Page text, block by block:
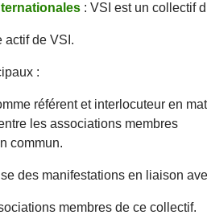
: VSI est un collectif
actif de VSI.
:
référent et interlocuteur en
les associations membres
commun.
des manifestations en liaison
membres de ce collectif.